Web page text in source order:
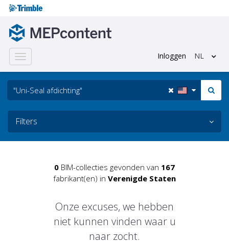
Toggle
navigation
Inloggen NL
Filters
0 BIM-collecties gevonden van 167
fabrikant(en) in Verenigde Staten
Onze excuses, we hebben
niet kunnen vinden waar u
naar zocht.